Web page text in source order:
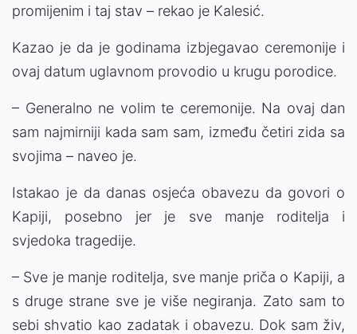
promijenim i taj stav – rekao je Kalesić.
Kazao je da je godinama izbjegavao ceremonije i
ovaj datum uglavnom provodio u krugu porodice.
– Generalno ne volim te ceremonije. Na ovaj dan
sam najmirniji kada sam sam, između četiri zida sa
svojima – naveo je.
Istakao je da danas osjeća obavezu da govori o
Kapiji, posebno jer je sve manje roditelja i
svjedoka tragedije.
– Sve je manje roditelja, sve manje priča o Kapiji, a
s druge strane sve je više negiranja. Zato sam to
sebi shvatio kao zadatak i obavezu. Dok sam živ,